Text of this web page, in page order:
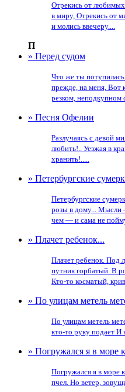
Отрекись от
в миру, Отрекись от
и молись ввечеру....
П
» Перед судом
Что же ты
прежде, на меня, Вот
резком, неподкупном
» Песня Офелии
Разлучаясь с девой
любить!.. Уезжая в
хранить!.....
» Петербургские
Петербургские
розы в дому...
чем — и сама не
» Плачет ребенок...
Плачет ребенок. Под
путник горбатый. В
Кто-то косматый,
» По улицам метель
По улицам метель
кто-то руку подает И
» Погружался я в море
Погружался я в море
пчел. Но ветер,